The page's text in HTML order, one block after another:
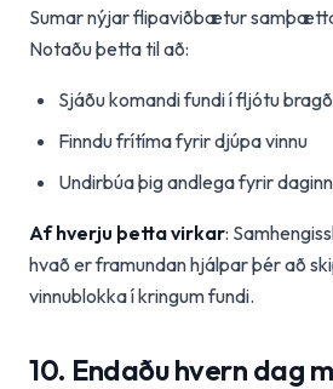
Sumar nýjar flipaviðbætur
Notaðu þetta til að:
Sjáðu komandi fundi í fljótu
Finndu frítíma fyrir djúpa vinnu
Undirbúa þig andlega fyrir daginn
Af hverju þetta virkar:
hvað er framundan hjálpar þér að
vinnublokka í kringum fundi.
10. Endaðu hvern dag